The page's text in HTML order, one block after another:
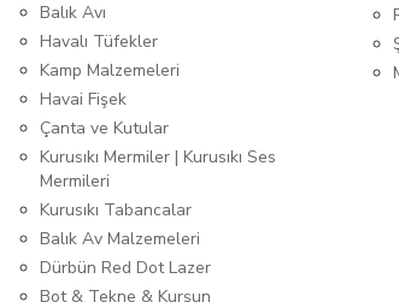
Balık Avı
Havalı Tüfekler
Kamp Malzemeleri
Havai Fişek
Çanta ve Kutular
Kurusıkı Mermiler | Kurusıkı Ses
Mermileri
Kurusıkı Tabancalar
Balık Av Malzemeleri
Dürbün Red Dot Lazer
Bot & Tekne & Kurşun